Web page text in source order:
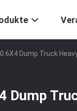
6X4 Dump Truck
Dump